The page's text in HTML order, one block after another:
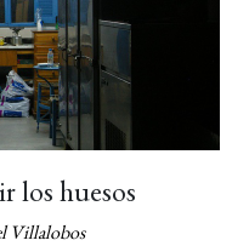
los huesos
Villalobos